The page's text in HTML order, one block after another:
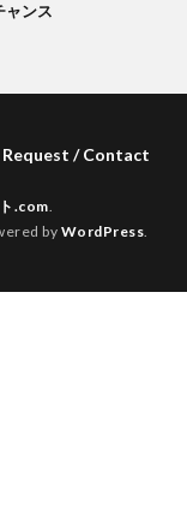
ャンス
Request / Contact
.com.
byWordPress.